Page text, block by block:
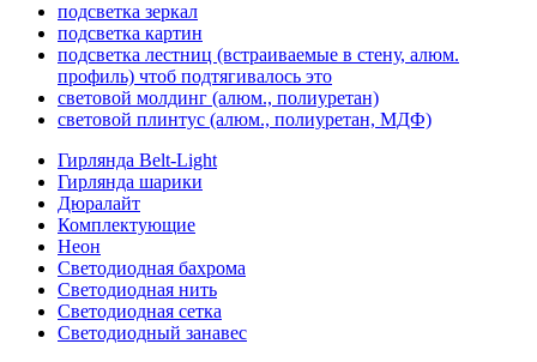
подсветка зеркал
подсветка картин
подсветка лестниц (встраиваемые в стену, алюм.
профиль) чтоб подтягивалось это
световой молдинг (алюм., полиуретан)
световой плинтус (алюм., полиуретан, МДФ)
Гирлянда Belt-Light
Гирлянда шарики
Дюралайт
Комплектующие
Неон
Светодиодная бахрома
Светодиодная нить
Светодиодная сетка
Светодиодный занавес